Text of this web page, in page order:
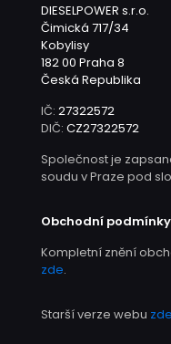
DIESELPOWER s.r.o.
Čimická 717/34
Kobylisy
182 00 Praha 8
Česká Republika
IČ: 27322572
DIČ: CZ27322572
Společnost je
soudu v Praze pod
Obchodní podmínky
Kompletní znění
zde.
Starší verze webu zde